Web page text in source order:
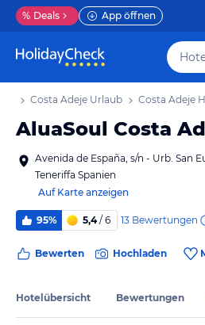
% Deals App öffnen
Costa Adeje Urlaub Costa Adeje
AluaSoul Costa
Avenida de España, s/n - Urb. San
Teneriffa Spanien
Auf Karte anzeigen
95% 5,4/ 6 13 Bewertungen
Bewerten Hochladen
Hotelübersicht Bewertungen